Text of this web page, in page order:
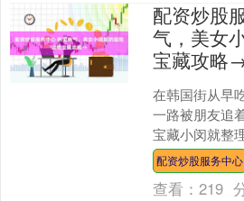
配资炒股
气，美女
宝藏攻略
在韩国街从早
一路被朋友追
宝藏小闵就整
吃指南 【必吃
综烤肉魂....
配资炒股服务中心
查看：219